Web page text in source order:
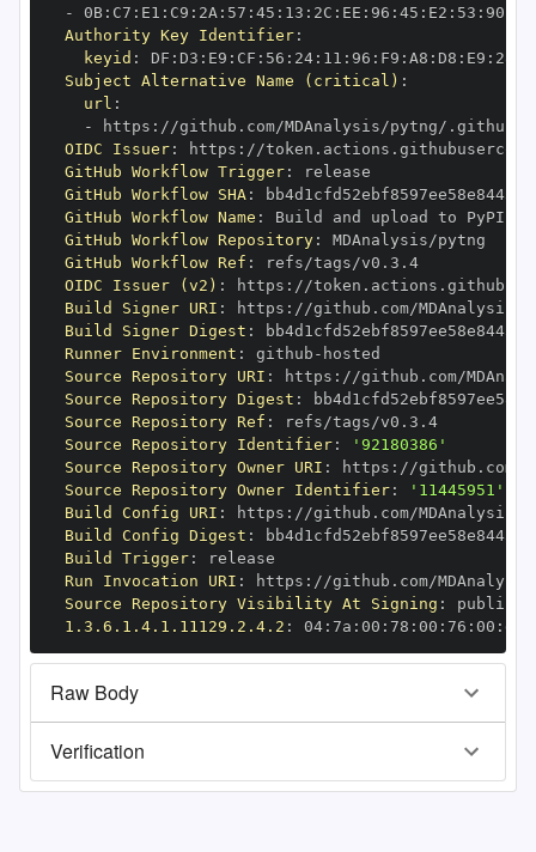
-
0B: C7 : E1 : C9 : 2A : 57 : 45 : 13 : 2C : EE : 96 : 45 : E2 : 53 : 90
Authority Key Identifier:
keyid : DF : D3 : E9 : CF : 56 : 24: 11 : 96 : F9 : A8 : D8 : E9 : 28
Subject Alternative Name (critical) :
url :
-
https :
OIDC Issuer: https :
GitHub Workflow Trigger:
GitHub Workflow SHA:
GitHub Workflow Name :
GitHub Workflow Repository:
GitHub Workflow Ref :
refs/tags/v0.3.4
OIDC Issuer (v2) : https :
Build Signer URI : https :
Build Signer Digest :
Runner Environment : github -
Source Repository URI : https :
Source Repository Digest :
Source Repository Ref :
refs/tags/v0.3.4
Source Repository Identifier:
'92180386'
Source Repository Owner URI : https :
Source Repository Owner Identifier:
'11445951'
Build Config URI : https :
Build Config Digest :
Build Trigger:
Run Invocation URI : https :
Source Repository Visibility At Signing :
1.3.6.1.4.1.11129.2.4.2 : 04: 7a : 00 : 78 : 00 : 76 : 00 : dd
Raw Body
Verification